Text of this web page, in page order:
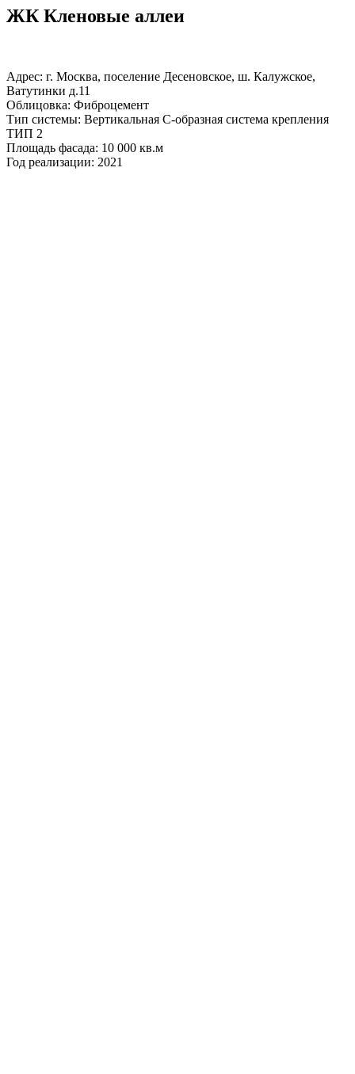
ЖК Кленовые аллеи
Адрес: г. Москва, поселение Десеновское, ш. Калужское,
Ватутинки д.11
Облицовка: Фиброцемент
Тип системы: Вертикальная С-образная система крепления
ТИП 2
Площадь фасада: 10 000 кв.м
Год реализации: 2021